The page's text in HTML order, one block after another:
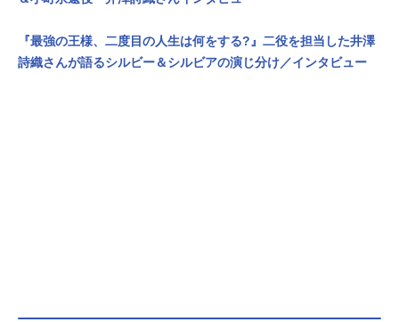
『最強の王様、二度目の人生は何をする?』二役を担当した井澤
詩織さんが語るシルビー＆シルビアの演じ分け／インタビュー